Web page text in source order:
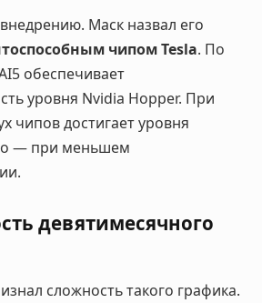
Маск назвал его
чипом Tesla. По
обеспечивает
уровня Nvidia Hopper. При
чипов достигает уровня
— при меньшем
девятимесячного
сложность такого графика.